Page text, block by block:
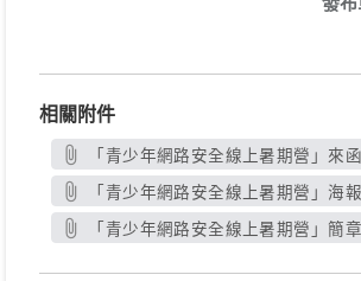
相關附件
「青少年網路安全線上暑期營」來
「青少年網路安全線上暑期營」海
「青少年網路安全線上暑期營」簡